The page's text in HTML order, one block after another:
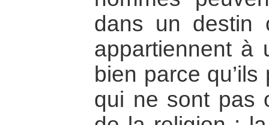
dans un destin
appartiennent à
bien parce
qui ne sont pas